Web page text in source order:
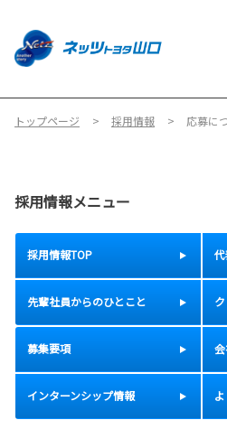
トップページ 採用情報 応募に
採用情報メニュー
採用情報TOP
先輩社員からのひとこと
募集要項
インターンシップ情報